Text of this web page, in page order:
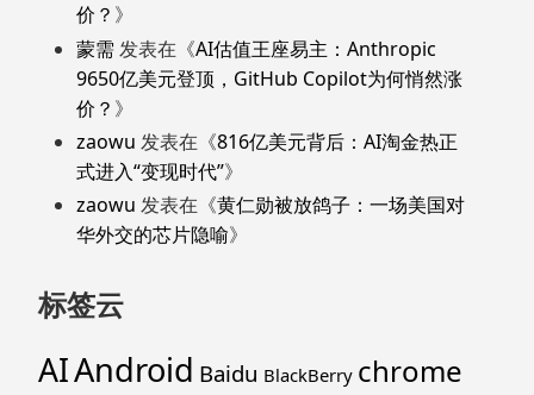
价？ 》
蒙需 发表在《AI估值王座易主：Anthropic
9650亿美元登顶，GitHub Copilot为何悄然涨
价？ 》
zaowu 发表在《816亿美元背后：AI淘金热正
式进入“变现时代”》
zaowu 发表在《黄仁勋被放鸽子：一场美国对
华外交的芯片隐喻》
标签云
AIAndroid Baidu BlackBerry chrome